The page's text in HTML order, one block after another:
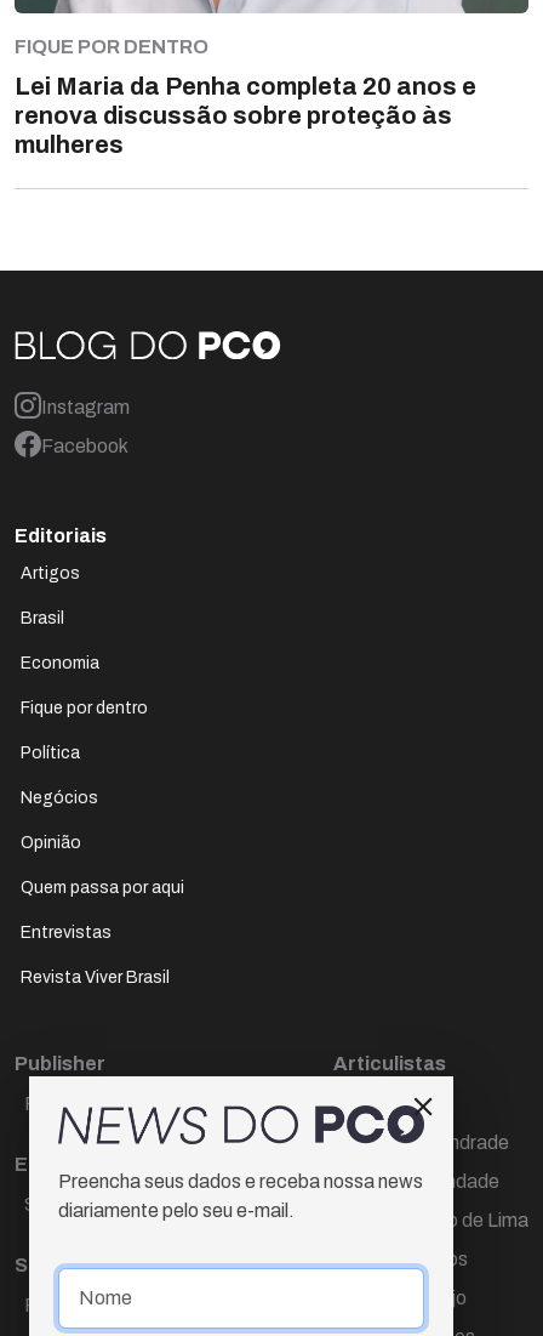
FIQUE POR DENTRO
Lei Maria da Penha completa 20 anos e
renova discussão sobre proteção às
mulheres
Instagram
Facebook
Editoriais
Artigos
Brasil
Economia
Fique por dentro
Política
Negócios
Opinião
Quem passa por aqui
Entrevistas
Revista Viver Brasil
Publisher
Paulo Cesar de Oliveira
Editora Chefe
Sueli Cotta
Sub-editora
Raquel Ayres
Articulistas
Décio Freire
Dr Marcos Andrade
Hamilton Trindade
Igor Carvalho de Lima
Mario Campos
Renata Araújo
Preencha seus dados e receba nossa news
diariamente pelo seu e-mail.